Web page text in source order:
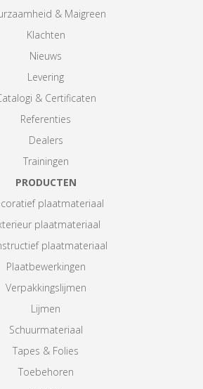
& Maigreen
Klachten
Nieuws
Levering
& Certificaten
Referenties
Dealers
Trainingen
PRODUCTEN
plaatmateriaal
plaatmateriaal
plaatmateriaal
Plaatbewerkingen
Verpakkingslijmen
Lijmen
Schuurmateriaal
Tapes & Folies
Toebehoren